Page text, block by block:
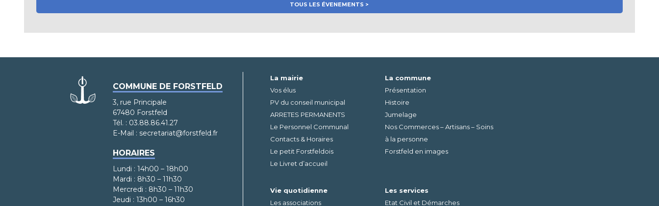
TOUS LES ÉVENEMENTS >
COMMUNE DE FORSTFELD
3, rue Principale
67480 Forstfeld
Tél. : 03.88.86.41.27
E-Mail : secretariat@forstfeld.fr
HORAIRES
Lundi : 14h00 – 18h00
Mardi : 8h30 – 11h30
Mercredi : 8h30 – 11h30
Jeudi : 13h00 – 16h30
La mairie
Vos élus
PV du conseil municipal
ARRETES PERMANENTS
Le Personnel Communal
Contacts & Horaires
Le petit Forstfeldois
Le Livret d’accueil
La commune
Présentation
Histoire
Jumelage
Nos Commerces – Artisans – Soins
à la personne
Forstfeld en images
Vie quotidienne
Les associations
Les services
Etat Civil et Démarches